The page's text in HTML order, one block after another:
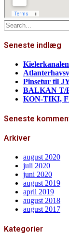
Search
for:
Seneste indlæg
Pinsetur til
BALKAN T/
KON-TIKI,
Seneste
Arkiver
august 2020
juli 2020
juni 2020
august 2019
april 2019
august 2018
august 2017
Kategorier